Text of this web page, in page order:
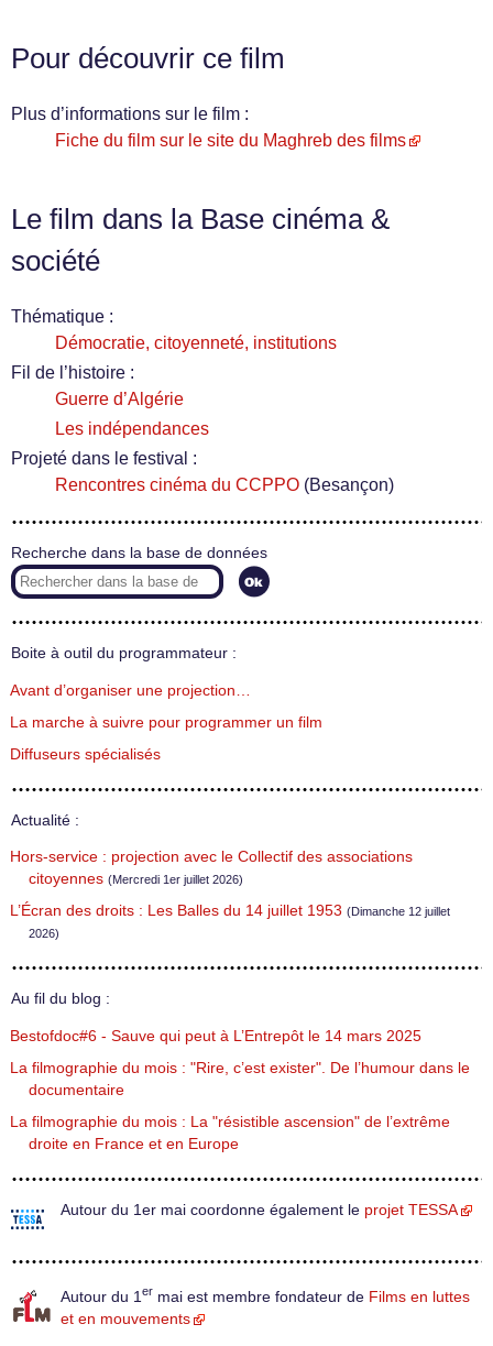
Pour découvrir ce film
Plus d’informations sur le film :
Fiche du film sur le site du Maghreb des films
Le film dans la Base cinéma &
société
Thématique :
Démocratie, citoyenneté, institutions
Fil de l’histoire :
Guerre d’Algérie
Les indépendances
Projeté dans le festival :
Rencontres cinéma du CCPPO (Besançon)
Recherche dans la base de données
Boite à outil du programmateur :
Avant d’organiser une projection…
La marche à suivre pour programmer un film
Diffuseurs spécialisés
Actualité :
Hors-service : projection avec le Collectif des associations
citoyennes (Mercredi 1er juillet 2026)
L’Écran des droits : Les Balles du 14 juillet 1953 (Dimanche 12 juillet
2026)
Au fil du blog :
Bestofdoc#6 - Sauve qui peut à L’Entrepôt le 14 mars 2025
La filmographie du mois : "Rire, c’est exister". De l’humour dans le
documentaire
La filmographie du mois : La "résistible ascension" de l’extrême
droite en France et en Europe
Autour du 1er mai coordonne également le projet TESSA
Autour du 1 er mai est membre fondateur de Films en luttes
et en mouvements